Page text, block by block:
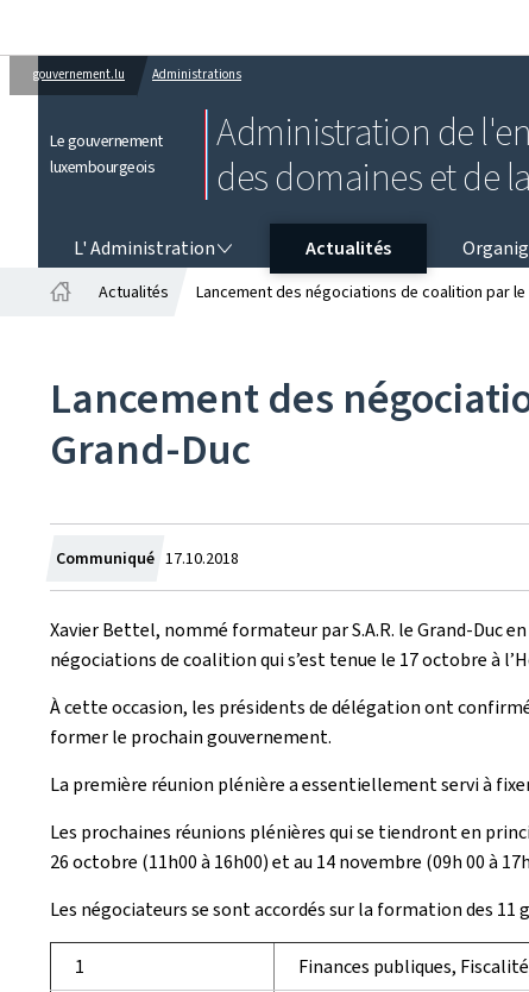
gouvernement.lu Administrations
Le gouvernement
luxembourgeois
Administration de
des domaines et de
L' Administration Actualités
Actualités Lancement des négociations de coalition par
Lancement des
Grand-Duc
Communiqué Crée
le
17.10.2018
Xavier Bettel, nommé formateur par S.A.R. le Grand-Duc
négociations de coalition qui s’est tenue le 17 octobre à
À cette occasion, les présidents de délégation ont
former le prochain gouvernement.
La première réunion plénière a essentiellement servi à
Les prochaines réunions plénières qui se tiendront en
26 octobre (11h00 à 16h00) et au 14 novembre (09h 00 à
Les négociateurs se sont accordés sur la formation des
1
Finances publiques,